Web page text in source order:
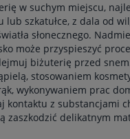
w suchym miejscu,
lub szkatułce, z dala od
słonecznego.
może przyspieszyć
biżuterię przed
stosowaniem
wykonywaniem prac
kontaktu z substancjami
zaszkodzić delikatnym